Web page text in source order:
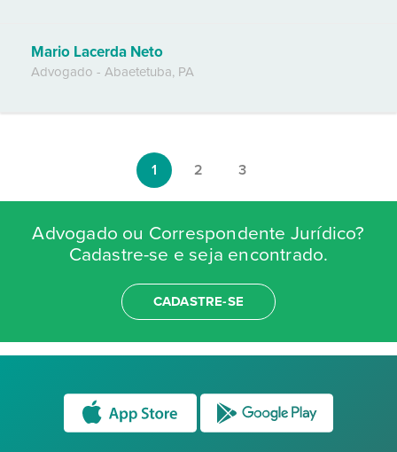
Mario Lacerda Neto
Advogado - Abaetetuba, PA
1 2 3
Advogado ou Correspondente Jurídico?
Cadastre-se e seja encontrado.
CADASTRE-SE